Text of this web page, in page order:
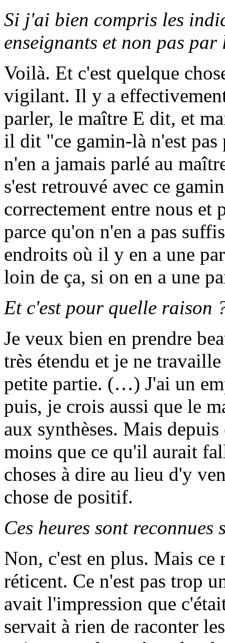
Si j'ai bien compris les
enseignants et non pas
Voilà. Et c'est quelque
vigilant. Il y a
parler, le maître E dit, et
il dit "ce gamin-là n'est
n'en a jamais parlé au
s'est retrouvé avec ce
correctement entre nous
parce qu'on n'en a pas
endroits où il y en a une
loin de ça, si on en a une
Et c'est pour quelle raison
Je veux bien en prendre
très étendu et je ne
petite partie. (…) J'ai un
puis, je crois aussi que le
aux synthèses. Mais
moins que ce qu'il aurait
choses à dire au lieu d'y
chose de positif.
Ces heures sont
Non, c'est en plus. Mais
réticent. Ce n'est pas trop
avait l'impression que
servait à rien de raconter